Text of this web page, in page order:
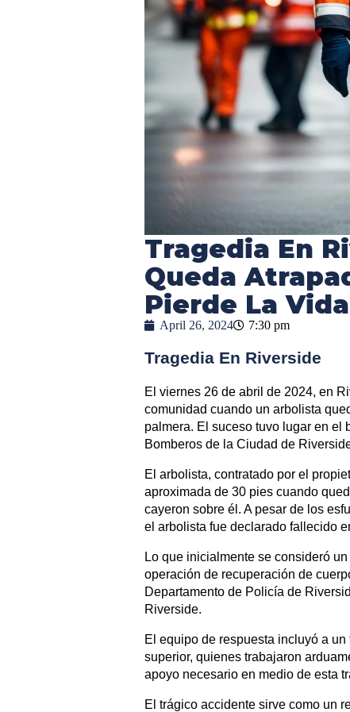
Tragedia En
Queda
Pierde La Vida
April 26, 2024 7:30 pm
Tragedia En Riverside
El viernes 26 de abril de 2024, en
comunidad cuando un arbolista
palmera. El suceso tuvo lugar en el
Bomberos de la Ciudad de
El arbolista, contratado por el
aproximada de 30 pies cuando
cayeron sobre él. A pesar de los
el arbolista fue declarado fallecido
Lo que inicialmente se consideró
operación de recuperación de
Departamento de Policía de
Riverside.
El equipo de respuesta incluyó a
superior, quienes trabajaron
apoyo necesario en medio de esta
El trágico accidente sirve como un